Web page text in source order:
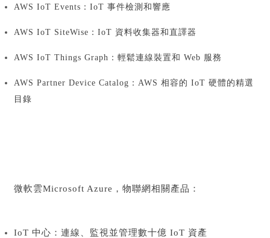
AWS IoT Events： IoT 事件檢測和響應
AWS IoT SiteWise： IoT 資料收集器和直譯器
AWS IoT Things Graph： 輕鬆連線裝置和 Web 服務
AWS Partner Device Catalog： AWS 相容的 IoT 硬體的精選
目錄
微軟雲Microsoft Azure， 物聯網相關產品：
IoT 中心： 連線、監視並管理數十億 IoT 資產